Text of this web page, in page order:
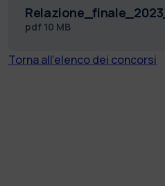
pdf 10 MB
Torna all'elenco dei concorsi